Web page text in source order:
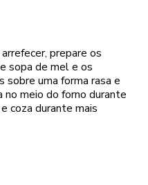
prepare os
sopa de mel e os
sobre uma forma rasa e
no meio do forno durante
coza durante mais